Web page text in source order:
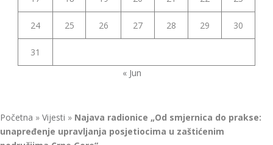
24 25 26 27 28 29 30
31
« Jun
Početna » Vijesti » Najava radionice „Od smjernica do prakse:
unapređenje upravljanja posjetiocima u zaštićenim